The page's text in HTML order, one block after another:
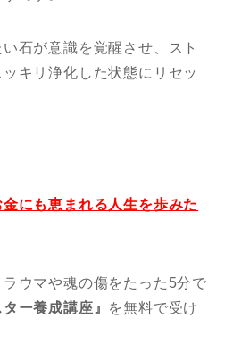
石が意識を覚醒させ、スト
キリ浄化した状態にリセッ
にも恵まれる人生を歩みた
ウマや魂の傷をたった5分で
ー養成講座』 を無料で受け